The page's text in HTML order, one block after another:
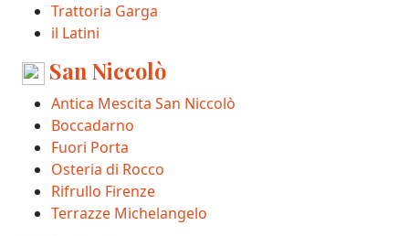
Trattoria Garga
il Latini
San Niccolò
Antica Mescita San Niccolò
Boccadarno
Fuori Porta
Osteria di Rocco
Rifrullo Firenze
Terrazze Michelangelo